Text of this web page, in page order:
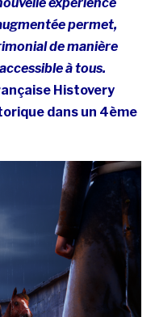
permet,
de manière
à tous.
Histovery
dans un 4ème